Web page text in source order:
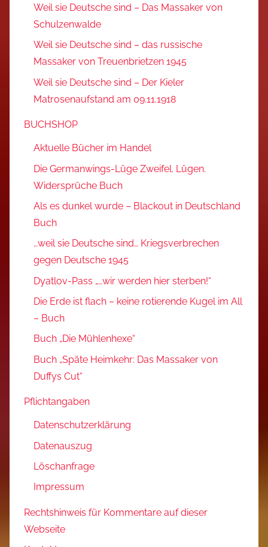
Weil sie Deutsche sind – Das Massaker von
Schulzenwalde
Weil sie Deutsche sind – das russische
Massaker von Treuenbrietzen 1945
Weil sie Deutsche sind – Der Kieler
Matrosenaufstand am 09.11.1918
BUCHSHOP
Aktuelle Bücher im Handel
Die Germanwings-Lüge Zweifel. Lügen.
Widersprüche Buch
Als es dunkel wurde – Blackout in Deutschland
Buch
…weil sie Deutsche sind… Kriegsverbrechen
gegen Deutsche 1945
Dyatlov-Pass „…wir werden hier sterben!“
Die Erde ist flach – keine rotierende Kugel im All
– Buch
Buch „Die Mühlenhexe“
Buch „Späte Heimkehr: Das Massaker von
Duffys Cut“
Pflichtangaben
Datenschutzerklärung
Datenauszug
Löschanfrage
Impressum
Rechtshinweis für Kommentare auf dieser
Webseite